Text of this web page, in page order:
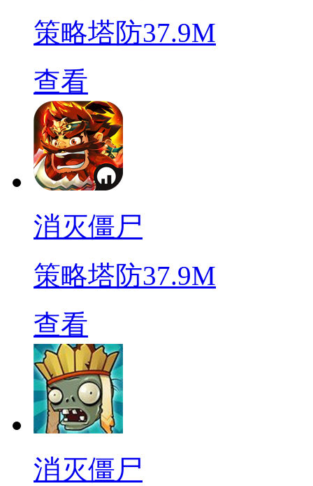
策略塔防37.9M
查看
消灭僵尸
策略塔防37.9M
查看
消灭僵尸